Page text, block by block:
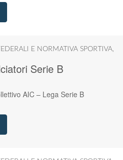
E NORMATIVA SPORTIVA,
Serie B
AIC – Lega Serie B